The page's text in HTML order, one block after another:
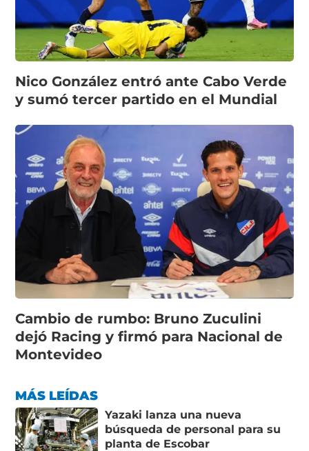
Nico González entró ante Cabo Verde
y sumó tercer partido en el Mundial
Cambio de rumbo: Bruno Zuculini
dejó Racing y firmó para Nacional de
Montevideo
MÁS LEÍDAS
Yazaki lanza una nueva
búsqueda de personal para su
planta de Escobar